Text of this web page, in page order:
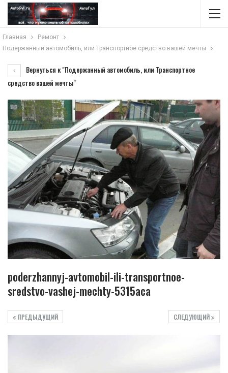
Главная
Ремонт
Подержанный автомобиль, или Транспортное средство вашей мечты
Вернуться к "Подержанный автомобиль, или Транспортное
средство вашей мечты"
poderzhannyj-avtomobil-ili-transportnoe-
sredstvo-vashej-mechty-5315aca
СЛЕДУЮЩИЙ
ПРЕДЫДУЩИЙ